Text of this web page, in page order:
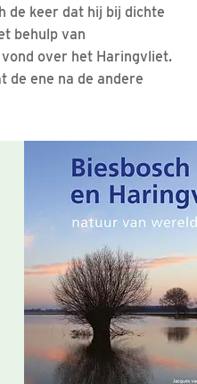
de keer dat hij bij dichte
behulp van
over het Haringvliet.
de ene na de andere